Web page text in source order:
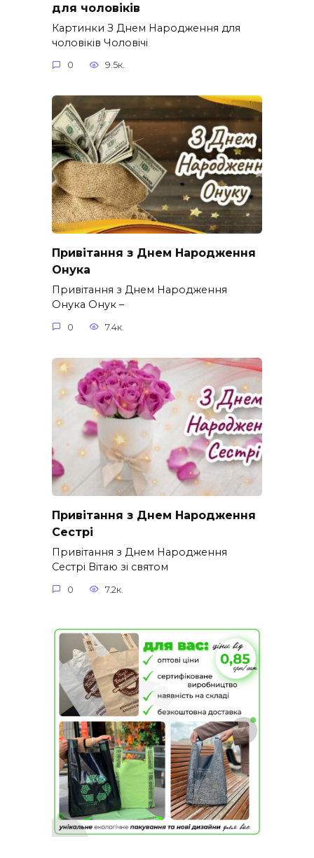
для чоловіків​
Картинки З Днем Народження для
чоловіків​ Чоловічі
0 9.5к.
Привітання з Днем Народження
Онука
Привітання з Днем Народження
Онука Онук –
0 7.4к.
Привітання з Днем Народження
Сестрі
Привітання з Днем Народження
Сестрі Вітаю зі святом
0 7.2к.